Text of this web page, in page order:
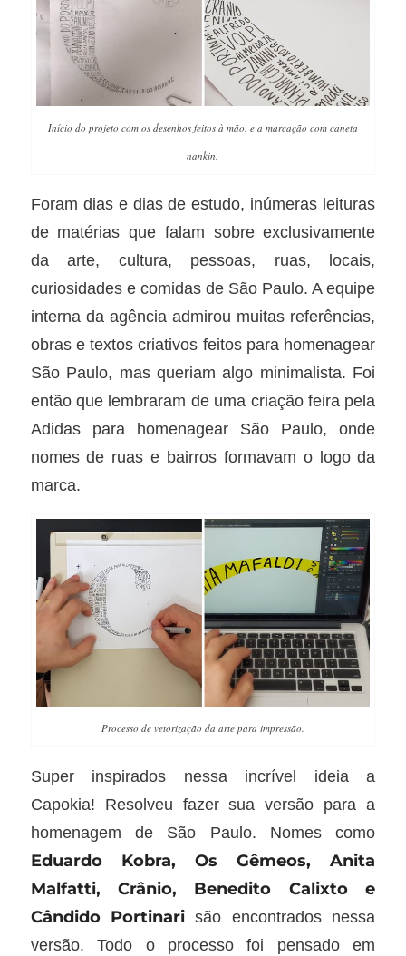
Início do projeto com os desenhos feitos à mão, e a marcação com caneta
nankin.
Foram dias e dias de estudo, inúmeras leituras
de matérias que falam sobre exclusivamente
da arte, cultura, pessoas, ruas, locais,
curiosidades e comidas de São Paulo. A equipe
interna da agência admirou muitas referências,
obras e textos criativos feitos para homenagear
São Paulo, mas queriam algo minimalista. Foi
então que lembraram de uma criação feira pela
Adidas para homenagear São Paulo, onde
nomes de ruas e bairros formavam o logo da
marca.
Processo de vetorização da arte para impressão.
Super inspirados nessa incrível ideia a
Capokia! Resolveu fazer sua versão para a
homenagem de São Paulo. Nomes como
Eduardo Kobra, Os Gêmeos, Anita
Malfatti, Crânio, Benedito Calixto e
Cândido Portinari são encontrados nessa
versão. Todo o processo foi pensado em